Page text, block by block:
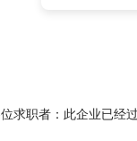
求职者：此企业已经